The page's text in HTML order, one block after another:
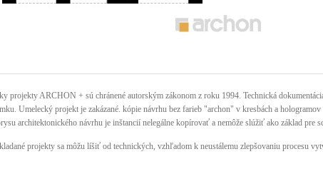
projekty ARCHON + sú chránené autorským zákonom z roku 1994. Technická
Umelecký projekt je zakázané. kópie návrhu bez farieb "archon" v kresbách a
architektonického návrhu je inštancií nelegálne kopírovať a nemôže slúžiť ako základ pre
projekty sa môžu líšiť od technických, vzhľadom k neustálemu zlepšovaniu procesu